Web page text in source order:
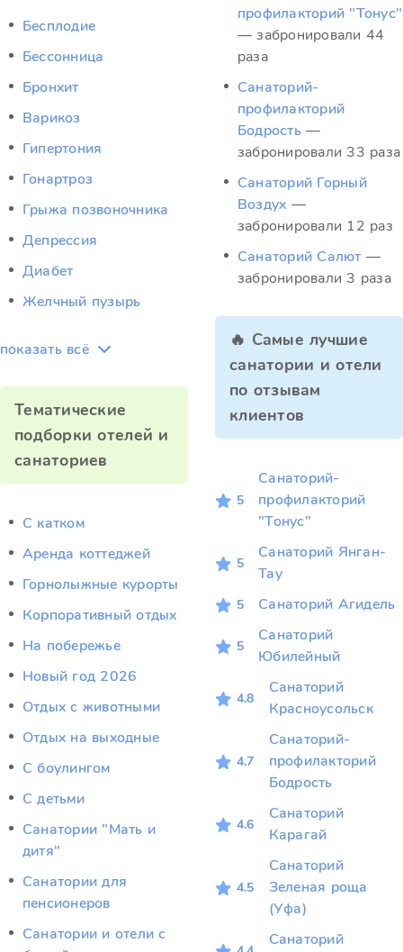
Бесплодие
Бессонница
Бронхит
Варикоз
Гипертония
Гонартроз
Грыжа позвоночника
Депрессия
Диабет
Желчный пузырь
показать всё
Тематические
подборки отелей и
санаториев
C катком
Аренда коттеджей
Горнолыжные курорты
Корпоративный отдых
На побережье
Новый год 2026
Отдых c животными
Отдых на выходные
С боулингом
С детьми
Санатории "Мать и
дитя"
Санатории для
пенсионеров
Санатории и отели с
профилакторий "Тонус"
— забронировали 44
раза
Санаторий-
профилакторий
Бодрость —
забронировали 33 раза
Санаторий Горный
Воздух —
забронировали 12 раз
Санаторий Салют —
забронировали 3 раза
🔥 Самые лучшие
санатории и отели
по отзывам
клиентов
5
Санаторий-
профилакторий
"Тонус"
5
Санаторий Янган-
Тау
5 Санаторий Агидель
5
Санаторий
Юбилейный
4.8
Санаторий
Красноусольск
4.7
Санаторий-
профилакторий
Бодрость
4.6
Санаторий
Карагай
4.5
Санаторий
Зеленая роща
(Уфа)
Санаторий